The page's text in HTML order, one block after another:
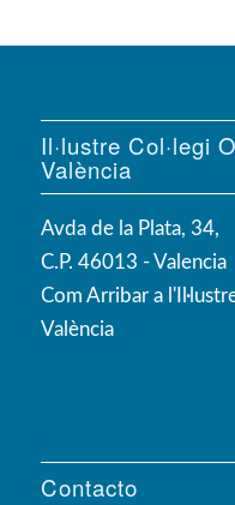
Il·lustre Col·legi
València
Avda de la Plata, 34,
C.P. 46013 - Valencia
Com Arribar a
València
Contacto